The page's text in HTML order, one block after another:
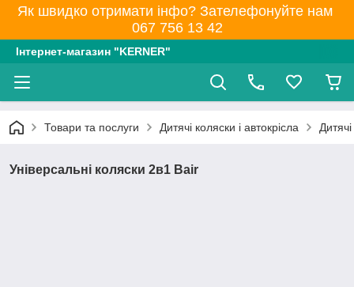
Як швидко отримати інфо? Зателефонуйте нам
067 756 13 42
Інтернет-магазин "KERNER"
Товари та послуги Дитячі коляски і автокрісла
Універсальні коляски 2в1 Bair